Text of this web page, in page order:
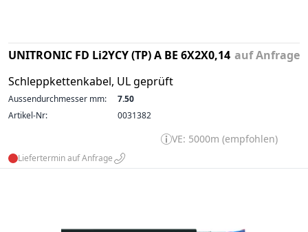
UNITRONIC FD Li2YCY (TP) A BE 6X2X0,14
Schleppkettenkabel, UL geprüft
auf Anfrage
Aussendurchmesser mm:
7.50
Artikel-Nr:
0031382
VE: 5000m (empfohlen)
Liefertermin auf Anfrage